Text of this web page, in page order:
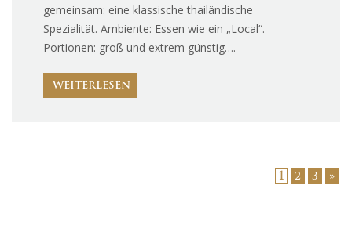
gemeinsam: eine klassische thailändische
Spezialität. Ambiente: Essen wie ein „Local“.
Portionen: groß und extrem günstig….
WEITERLESEN
1 2 3 »